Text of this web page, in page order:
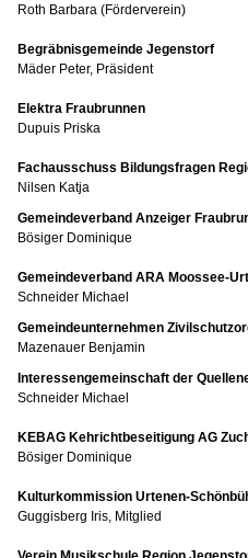
Roth Barbara (Förderverein)
Begräbnisgemeinde Jegenstorf
Mäder Peter, Präsident
Elektra Fraubrunnen
Dupuis Priska
Fachausschuss Bildungsfragen
Nilsen Katja
Gemeindeverband Anzeiger
Bösiger Dominique
Gemeindeverband ARA Moossee-
Schneider Michael
Gemeindeunternehmen
Mazenauer Benjamin
Interessengemeinschaft der
Schneider Michael
KEBAG Kehrichtbeseitigung AG
Bösiger Dominique
Kulturkommission Urtenen-
Guggisberg Iris, Mitglied